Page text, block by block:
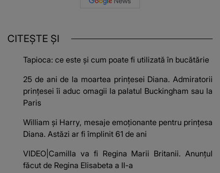
CITEȘTE ȘI
Tapioca: ce este și cum poate fi utilizată în bucătărie
25 de ani de la moartea prințesei Diana. Admiratorii
prințesei îi aduc omagii la palatul Buckingham sau la
Paris
William și Harry, mesaje emoționante pentru prințesa
Diana. Astăzi ar fi împlinit 61 de ani
VIDEO|Camilla va fi Regina Marii Britanii. Anunțul
făcut de Regina Elisabeta a II-a